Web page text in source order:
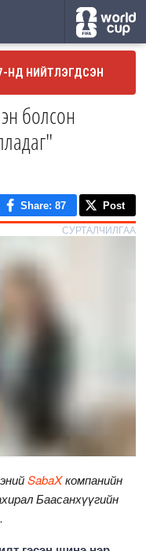
НД НИЙТЛЭГДСЭН
болсон
Share: 87 Post
СУРТАЛЧИЛГАА
SabaXкомпанийн
Баасанхүүгийн